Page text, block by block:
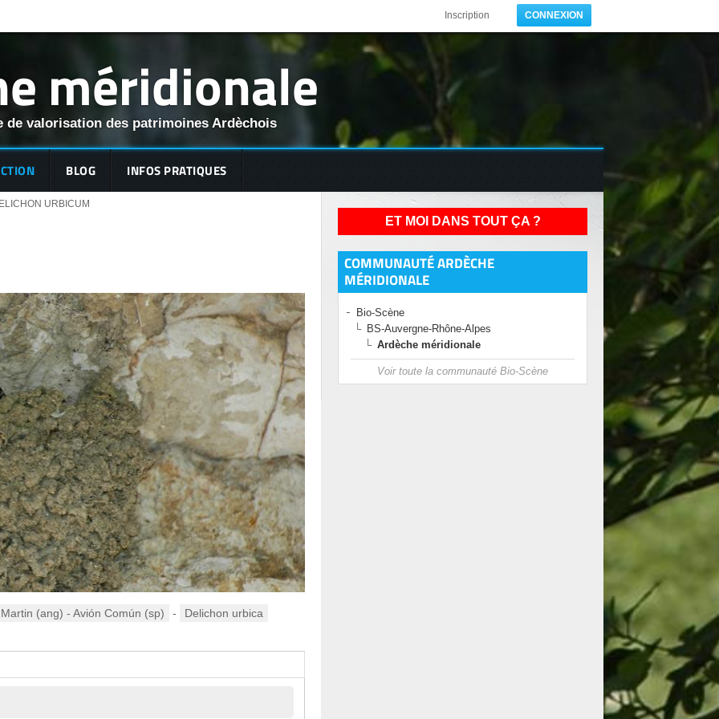
Inscription CONNEXION
méridionale
de valorisation des patrimoines Ardèchois
BLOG INFOS PRATIQUES
URBICUM
(ang) - Avión Común (sp) - Delichon urbica
ET MOI DANS TOUT ÇA ?
COMMUNAUTÉ ARDÈCHE
MÉRIDIONALE
Bio-Scène
BS-Auvergne-Rhône-Alpes
Ardèche méridionale
Voir toute la communauté Bio-Scène